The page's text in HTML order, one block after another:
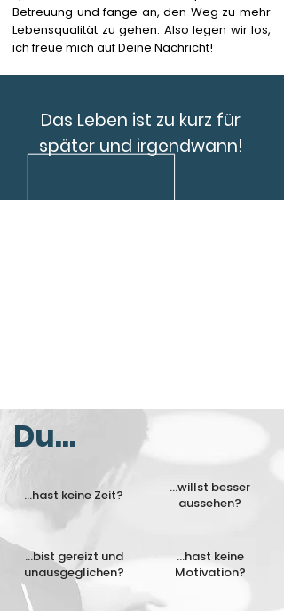
Betreuung und fange an, den Weg zu mehr
Lebensqualität zu gehen. Also legen wir los,
ich freue mich auf Deine Nachricht!
Das Leben ist zu kurz für
später und irgendwann!
Du...
...hast keine Zeit?
...willst besser
aussehen?
...bist gereizt und
unausgeglichen?
...hast keine
Motivation?